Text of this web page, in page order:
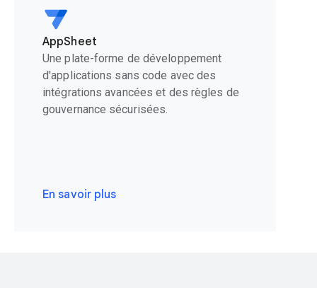
AppSheet
Une plate-forme de développement
d'applications sans code avec des
intégrations avancées et des règles de
gouvernance sécurisées.
En savoir plus